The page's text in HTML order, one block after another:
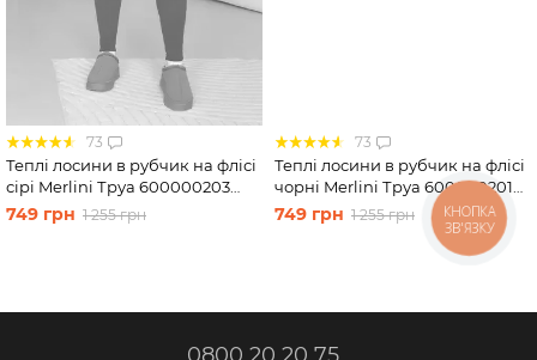
73
Теплі лосини в рубчик на флісі
сірі Merlini Труа 600000203
розмір S-M (42-44)
749 грн 1 255 грн
73
Теплі лосини в рубчик на флісі
чорні Merlini Труа 600000201
розмір 50-52
749 грн 1 255 грн
КНОПКА
ЗВ'ЯЗКУ